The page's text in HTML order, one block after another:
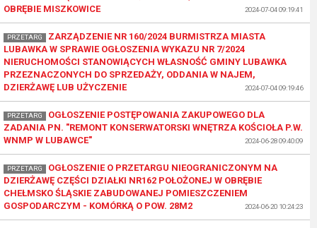
OBRĘBIE MISZKOWICE
2024-07-04 09:19:41
PRZETARG
ZARZĄDZENIE NR 160/2024 BURMISTRZA MIASTA
LUBAWKA W SPRAWIE OGŁOSZENIA WYKAZU NR 7/2024
NIERUCHOMOŚCI STANOWIĄCYCH WŁASNOŚĆ GMINY LUBAWKA
PRZEZNACZONYCH DO SPRZEDAŻY, ODDANIA W NAJEM,
DZIERŻAWĘ LUB UŻYCZENIE
2024-07-04 09:19:46
PRZETARG
OGŁOSZENIE POSTĘPOWANIA ZAKUPOWEGO DLA
ZADANIA PN. "REMONT KONSERWATORSKI WNĘTRZA KOŚCIOŁA P.W.
WNMP W LUBAWCE"
2024-06-28 09:40:09
PRZETARG
OGŁOSZENIE O PRZETARGU NIEOGRANICZONYM NA
DZIERŻAWĘ CZĘŚCI DZIAŁKI NR162 POŁOŻONEJ W OBRĘBIE
CHEŁMSKO ŚLĄSKIE ZABUDOWANEJ POMIESZCZENIEM
GOSPODARCZYM - KOMÓRKĄ O POW. 28M2
2024-06-20 10:24:23